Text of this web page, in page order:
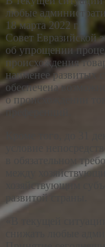
любые
18 марта 2022 г.
Совет Евразийской
об упрощении
происхождения
наименее развитых
обеспечена
о происхождении
преференций.
Кроме того, до 31
условие
в обязательном
между
хозяйствующим
развитой страны.